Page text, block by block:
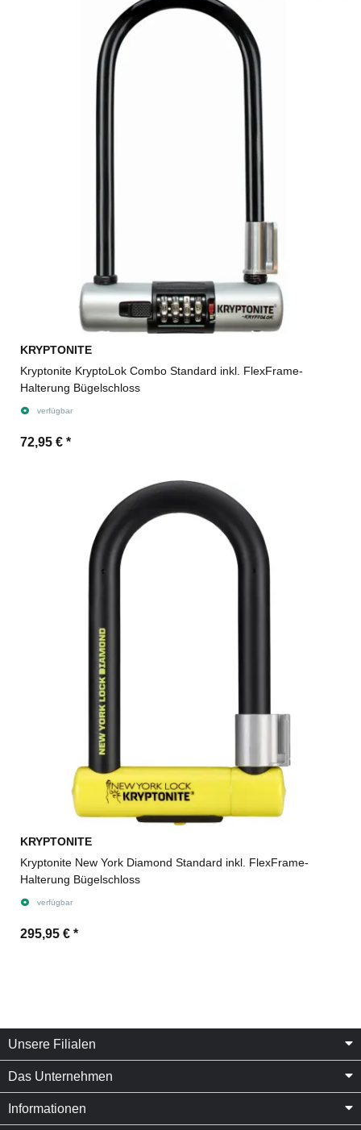
KRYPTONITE
Kryptonite KryptoLok Combo Standard inkl. FlexFrame-
Halterung Bügelschloss
verfügbar
72,95 € *
KRYPTONITE
Kryptonite New York Diamond Standard inkl. FlexFrame-
Halterung Bügelschloss
verfügbar
295,95 € *
Unsere Filialen
Das Unternehmen
Informationen